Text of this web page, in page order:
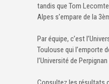
tandis que Tom
Alpes s’empare de la
Par équipe, c’est
Toulouse qui l’emporte
l’Université de